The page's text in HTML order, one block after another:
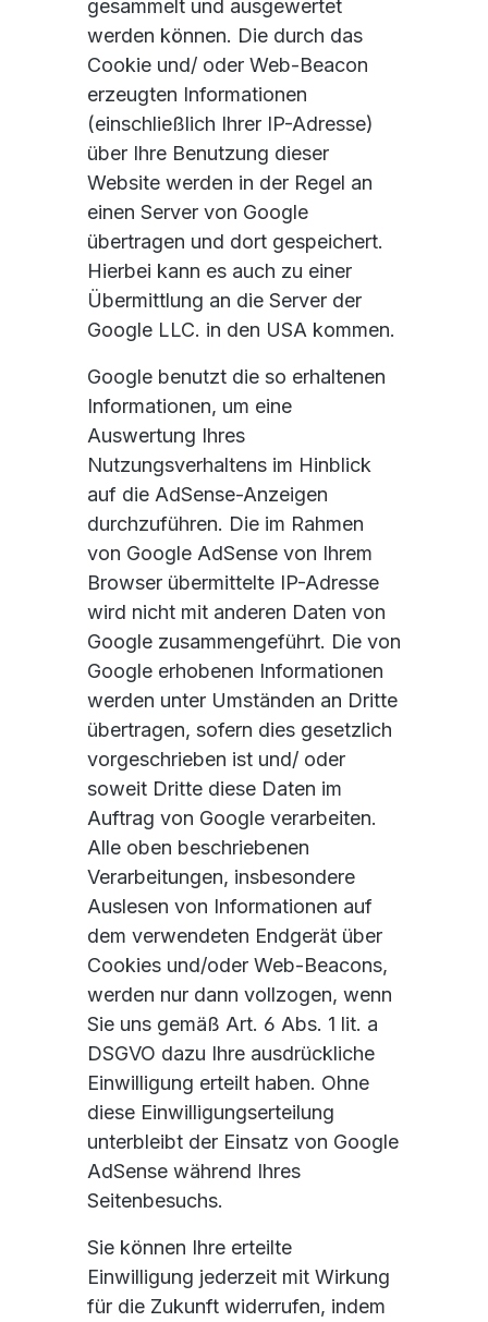
gesammelt und ausgewertet
werden können. Die durch das
Cookie und/ oder Web-Beacon
erzeugten Informationen
(einschließlich Ihrer IP-Adresse)
über Ihre Benutzung dieser
Website werden in der Regel an
einen Server von Google
übertragen und dort gespeichert.
Hierbei kann es auch zu einer
Übermittlung an die Server der
Google LLC. in den USA kommen.
Google benutzt die so erhaltenen
Informationen, um eine
Auswertung Ihres
Nutzungsverhaltens im Hinblick
auf die AdSense-Anzeigen
durchzuführen. Die im Rahmen
von Google AdSense von Ihrem
Browser übermittelte IP-Adresse
wird nicht mit anderen Daten von
Google zusammengeführt. Die von
Google erhobenen Informationen
werden unter Umständen an Dritte
übertragen, sofern dies gesetzlich
vorgeschrieben ist und/ oder
soweit Dritte diese Daten im
Auftrag von Google verarbeiten.
Alle oben beschriebenen
Verarbeitungen, insbesondere
Auslesen von Informationen auf
dem verwendeten Endgerät über
Cookies und/oder Web-Beacons,
werden nur dann vollzogen, wenn
Sie uns gemäß Art. 6 Abs. 1 lit. a
DSGVO dazu Ihre ausdrückliche
Einwilligung erteilt haben. Ohne
diese Einwilligungserteilung
unterbleibt der Einsatz von Google
AdSense während Ihres
Seitenbesuchs.
Sie können Ihre erteilte
Einwilligung jederzeit mit Wirkung
für die Zukunft widerrufen, indem